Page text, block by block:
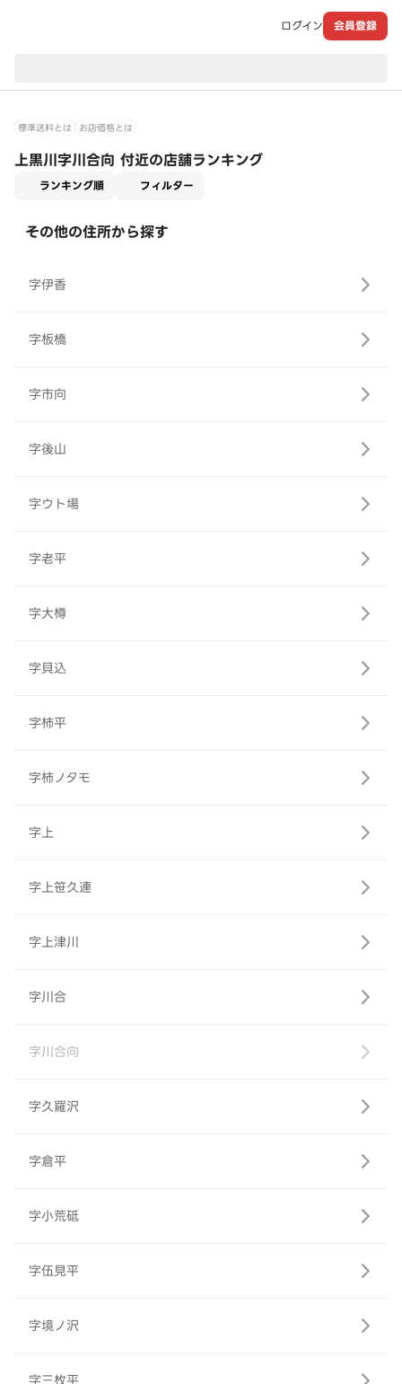
ログイン 会員登録
標準送料とは お店価格とは
上黒川字川合向 付近の店舗ランキング
ランキング順 フィルター
その他の住所から探す
字伊香
字板橋
字市向
字後山
字ウト場
字老平
字大樽
字貝込
字柿平
字柿ノタモ
字上
字上笹久連
字上津川
字川合
字川合向
字久羅沢
字倉平
字小荒砥
字伍見平
字境ノ沢